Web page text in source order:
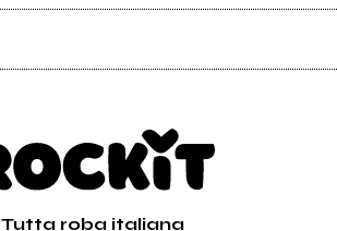
Tutta roba italiana